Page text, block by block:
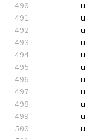
        u
        u
        u
        u
        u
        u
        u
        u
        u
        u
        u